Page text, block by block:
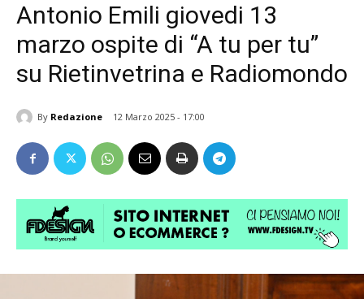
Antonio Emili giovedi 13
marzo ospite di “A tu per tu”
su Rietinvetrina e Radiomondo
By Redazione 12 Marzo 2025 - 17:00